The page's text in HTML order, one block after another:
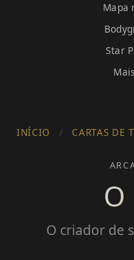
Mapa
Star
Mais
INÍCIO / CARTAS DE
O criador de